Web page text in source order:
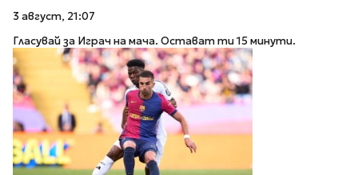
3 август, 21:07
Гласувай за Играч на мача. Остават ти 15 минути.